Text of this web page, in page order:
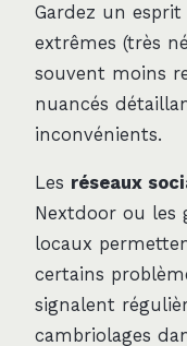
Gardez un
extrêmes (très
souvent moins
nuancés
inconvénients.
Les réseaux
Nextdoor ou les
locaux
certains
signalent
cambriolages